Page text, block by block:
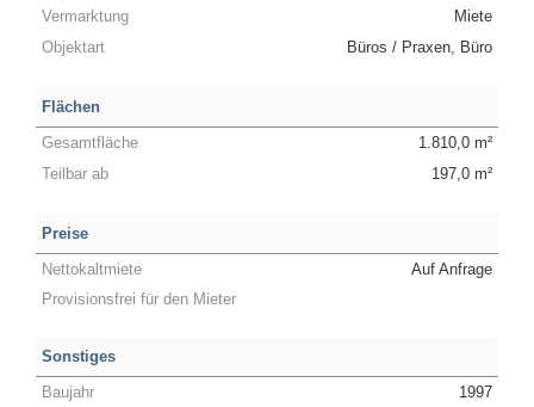
Vermarktung
Miete
Objektart
Büros / Praxen, Büro
Flächen
Gesamtfläche
1.810,0 m²
Teilbar ab
197,0 m²
Preise
Nettokaltmiete
Auf Anfrage
Provisionsfrei für den Mieter
Sonstiges
Baujahr
1997